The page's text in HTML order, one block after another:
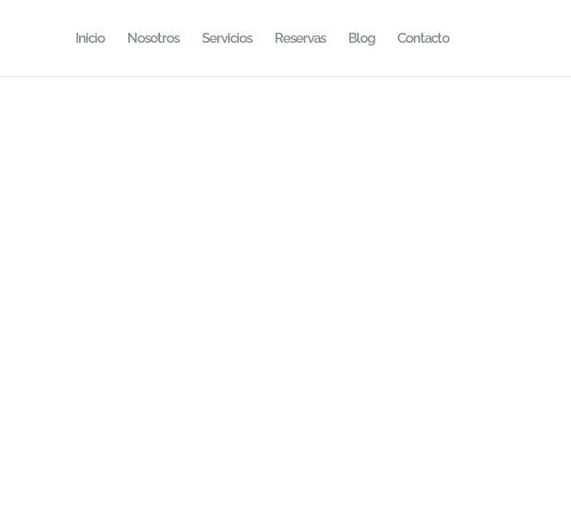
Inicio Nosotros Servicios Reservas Blog Contacto